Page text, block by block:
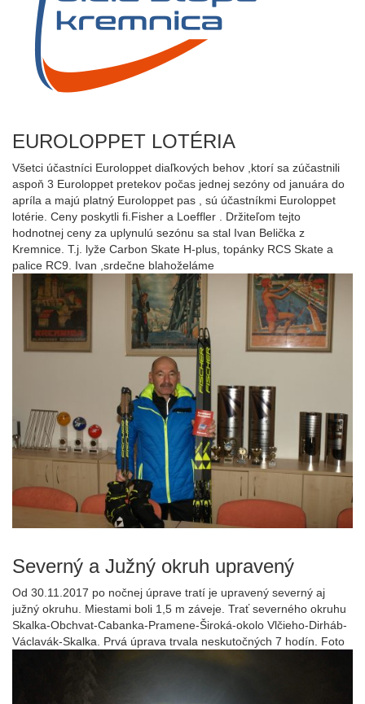
EUROLOPPET LOTÉRIA
Všetci účastníci Euroloppet diaľkových behov ,ktorí sa zúčastnili
aspoň 3 Euroloppet pretekov počas jednej sezóny od januára do
apríla a majú platný Euroloppet pas , sú účastníkmi Euroloppet
lotérie. Ceny poskytli fi.Fisher a Loeffler . Držiteľom tejto
hodnotnej ceny za uplynulú sezónu sa stal Ivan Belička z
Kremnice. T.j. lyže Carbon Skate H-plus, topánky RCS Skate a
palice RC9. Ivan ,srdečne blahoželáme
Severný a Južný okruh upravený
Od 30.11.2017 po nočnej úprave tratí je upravený severný aj
južný okruhu. Miestami boli 1,5 m záveje. Trať severného okruhu
Skalka-Obchvat-Cabanka-Pramene-Široká-okolo Vlčieho-Dirháb-
Václavák-Skalka. Prvá úprava trvala neskutočných 7 hodín. Foto